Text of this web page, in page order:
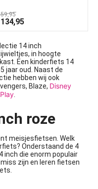
134,95
14 inch
in hoogte
Een kinderfiets 14
jaar oud. Naast de
hebben wij ook
Blaze, Disney
roze
meisjesfietsen. Welk
Onderstaand de 4
inch die enorm populair
zijn en leren fietsen